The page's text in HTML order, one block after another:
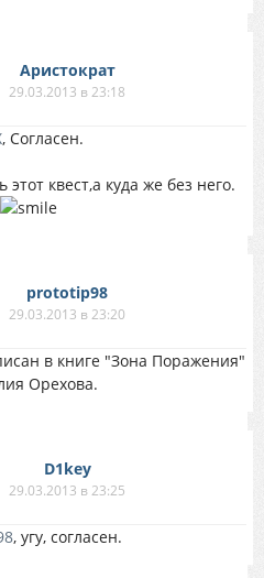
Аристократ
29.03.2013 в 23:18
, Согласен.
квест,а куда же без него.
prototip98
29.03.2013 в 23:20
в книге "Зона Поражения"
Орехова.
D1key
29.03.2013 в 23:25
, угу, согласен.